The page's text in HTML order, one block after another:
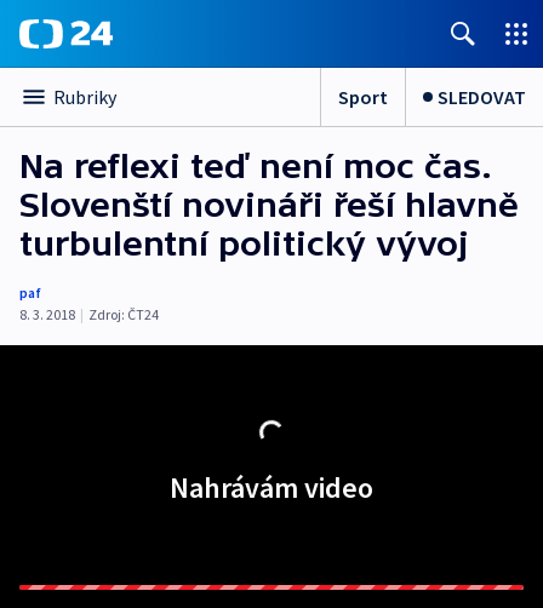
Rubriky Sport SLEDOVAT
Na reflexi teď není moc čas.
Slovenští novináři řeší hlavně
turbulentní politický vývoj
paf
8. 3. 2018 | Zdroj: ČT24
Nahrávám video